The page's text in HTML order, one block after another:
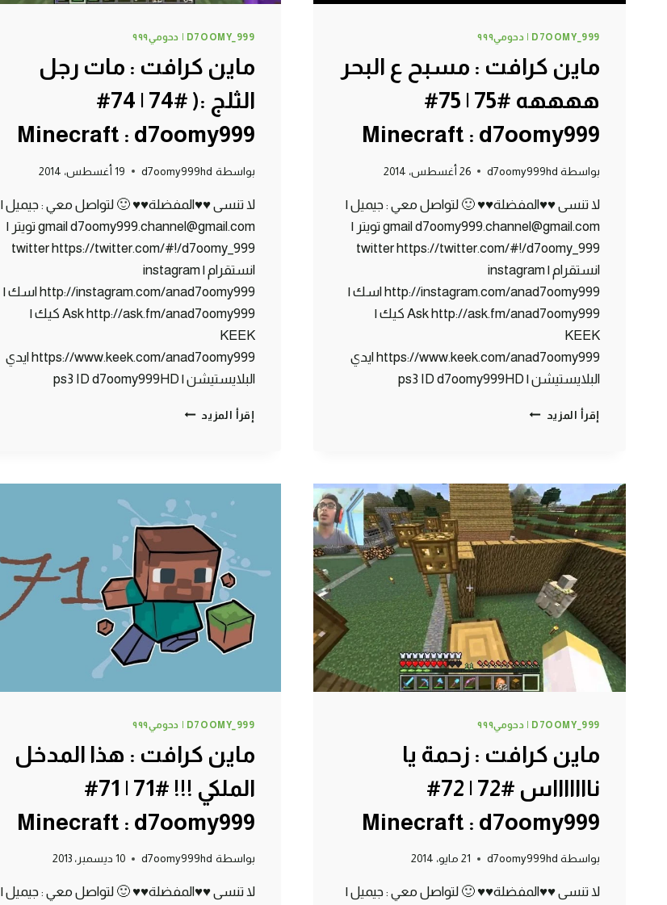
D7OOMY_999 | دحومي٩٩٩
ماين كرافت : مسبح ع البحر
ههههه #75 | 75#
Minecraft : d7oomy999
بواسطة d7oomy999hd 26 أغسطس، 2014
لا تنسى ♥♥المفضلة♥♥ 🙂 لتواصل معي : جيميل |
gmail d7oomy999.channel@gmail.com تويتر |
twitter https://twitter.com/#!/d7oomy_999
انستقرام | instagram
http://instagram.com/anad7oomy999 اسك |
Ask http://ask.fm/anad7oomy999 كيك |
KEEK
https://www.keek.com/anad7oomy999 ايدي
البلايستيشن | ps3 ID d7oomy999HD
إقرأ المزيد ماين
البحر
ههههه
#75
|
75#
MINECRAFT
:
D7OOMY999
D7OOMY_999 | دحومي٩٩٩
ماين كرافت : مات رجل
الثلج :( #74 | 74#
Minecraft : d7oomy999
بواسطة d7oomy999hd 19 أغسطس، 2014
لا تنسى ♥♥المفضلة♥♥ 🙂 لتواصل معي : جيميل |
gmail d7oomy999.channel@gmail.com تويتر |
twitter https://twitter.com/#!/d7oomy_999
انستقرام | instagram
http://instagram.com/anad7oomy999 اسك |
Ask http://ask.fm/anad7oomy999 كيك |
KEEK
https://www.keek.com/anad7oomy999 ايدي
البلايستيشن | ps3 ID d7oomy999HD
إقرأ المزيد ماين
:
(
|
74#
MINECRAFT
:
D7OOMY999
D7OOMY_999 | دحومي٩٩٩
ماين كرافت : زحمة يا
ناااااااس #72 | 72#
Minecraft : d7oomy999
بواسطة d7oomy999hd 21 مايو، 2014
لا تنسى ♥♥المفضلة♥♥ 🙂 لتواصل معي : جيميل |
D7OOMY_999 | دحومي٩٩٩
ماين كرافت : هذا المدخل
الملكي !!! #71 | 71#
Minecraft : d7oomy999
بواسطة d7oomy999hd 10 ديسمبر، 2013
لا تنسى ♥♥المفضلة♥♥ 🙂 لتواصل معي : جيميل |